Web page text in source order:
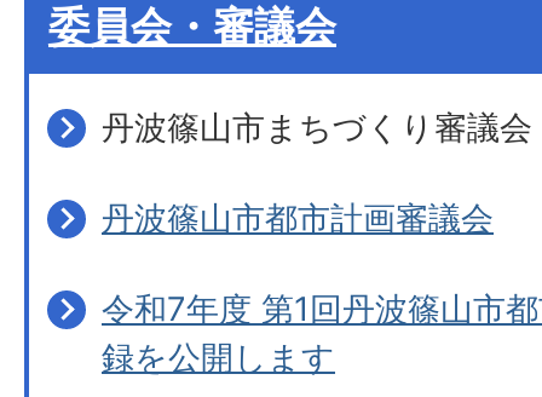
委員会・審議会
丹波篠山市まちづくり審議会
丹波篠山市都市計画審議会
令和7年度 第1回丹波篠山市
録を公開します